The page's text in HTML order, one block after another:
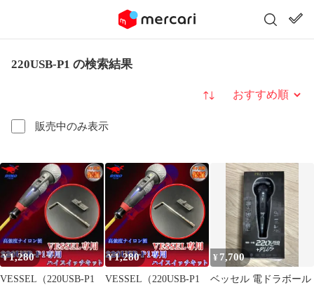
220USB-P1 の検索結果
販売中のみ表示
並び替え
¥1,280
VESSEL（220USB-P1
¥1,280
VESSEL（220USB-P1
¥ 7,700
ベッセル 電ドラボール